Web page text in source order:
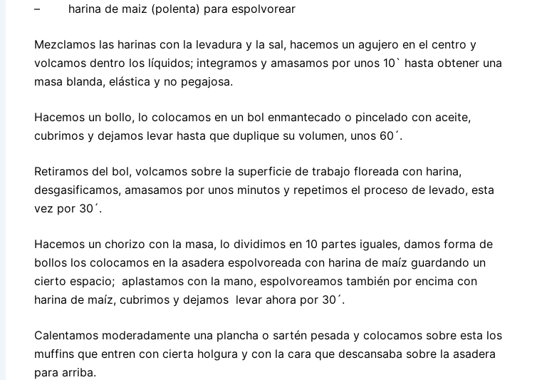
– harina de maiz (polenta) para espolvorear
Mezclamos las harinas con la levadura y la sal, hacemos un agujero en el centro y
volcamos dentro los líquidos; integramos y amasamos por unos 10` hasta obtener una
masa blanda, elástica y no pegajosa.
Hacemos un bollo, lo colocamos en un bol enmantecado o pincelado con aceite,
cubrimos y dejamos levar hasta que duplique su volumen, unos 60´.
Retiramos del bol, volcamos sobre la superficie de trabajo floreada con harina,
desgasificamos, amasamos por unos minutos y repetimos el proceso de levado, esta
vez por 30´.
Hacemos un chorizo con la masa, lo dividimos en 10 partes iguales, damos forma de
bollos los colocamos en la asadera espolvoreada con harina de maíz guardando un
cierto espacio; aplastamos con la mano, espolvoreamos también por encima con
harina de maíz, cubrimos y dejamos levar ahora por 30´.
Calentamos moderadamente una plancha o sartén pesada y colocamos sobre esta los
muffins que entren con cierta holgura y con la cara que descansaba sobre la asadera
para arriba.